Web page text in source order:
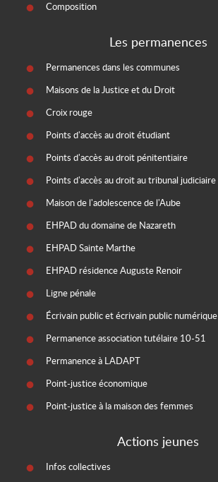
Composition
Les permanences
Permanences dans les communes
Maisons de la Justice et du Droit
Croix rouge
Points d'accès au droit étudiant
Points d'accès au droit pénitentiaire
Points d'accès au droit au tribunal judiciaire
Maison de l'adolescence de l'Aube
EHPAD du domaine de Nazareth
EHPAD Sainte Marthe
EHPAD résidence Auguste Renoir
Ligne pénale
Écrivain public et écrivain public numérique
Permanence association tutélaire 10-51
Permanence à LADAPT
Point-justice économique
Point-justice à la maison des femmes
Actions jeunes
Infos collectives